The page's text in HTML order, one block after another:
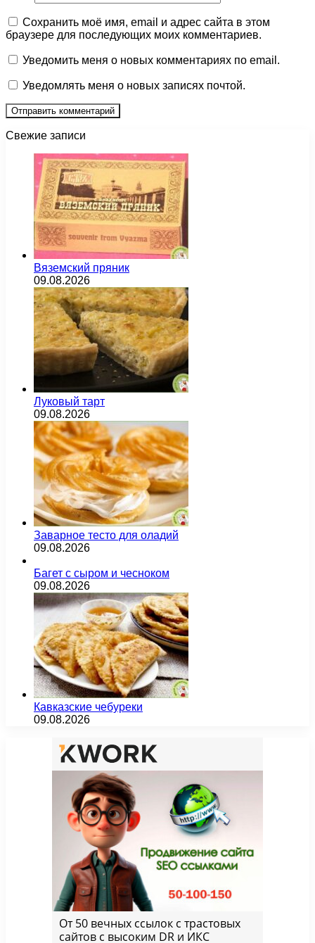
Сохранить моё имя, email и адрес сайта в этом
браузере для последующих моих комментариев.
Уведомить меня о новых комментариях по email.
Уведомлять меня о новых записях почтой.
Свежие записи
Вяземский пряник
09.08.2026
Луковый тарт
09.08.2026
Заварное тесто для оладий
09.08.2026
Багет с сыром и чесноком
09.08.2026
Кавказские чебуреки
09.08.2026